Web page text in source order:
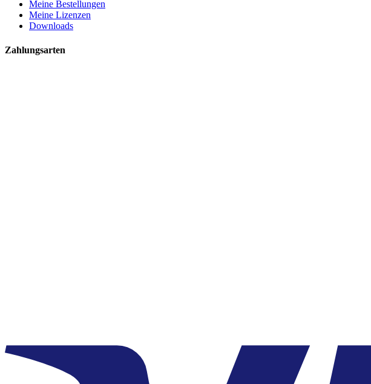
Meine Bestellungen
Meine Lizenzen
Downloads
Zahlungsarten